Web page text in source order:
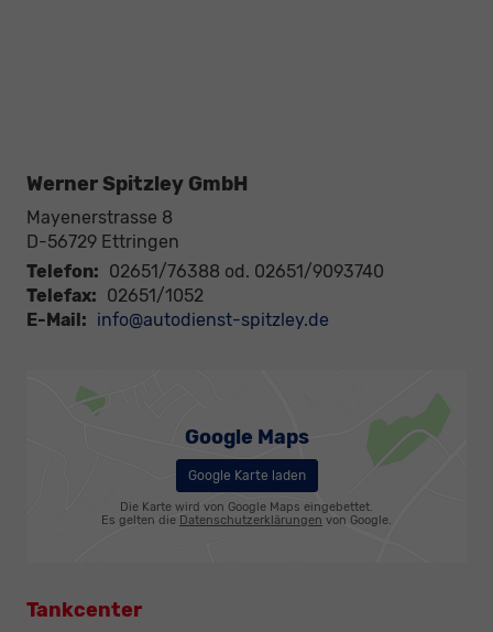
Werner Spitzley GmbH
Mayenerstrasse 8
D-56729 Ettringen
Telefon: 02651/76388 od. 02651/9093740
Telefax: 02651/1052
E-Mail: info@autodienst-spitzley.de
Google Maps
Google Karte laden
Die Karte wird von Google Maps eingebettet.
Es gelten die Datenschutzerklärungen von Google.
Tankcenter